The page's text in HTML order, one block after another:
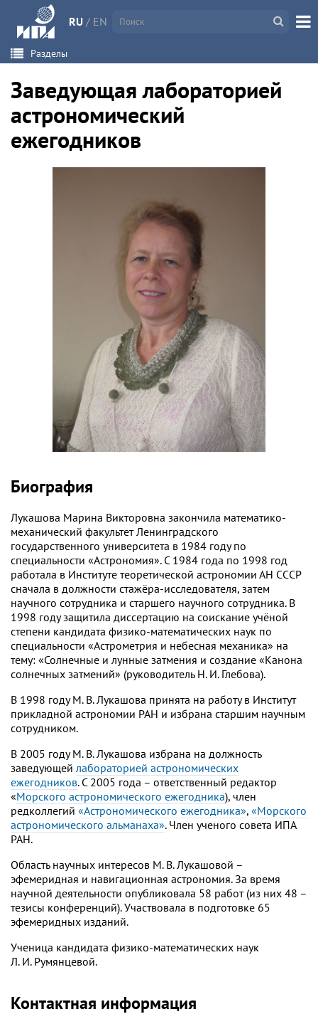
RU / EN
Разделы
Заведующая лабораторией
астрономический
ежегодников
Биография
Лукашова Марина Викторовна закончила математико-
механический факультет Ленинградского
государственного университета в 1984 году по
специальности «Астрономия». С 1984 года по 1998 год
работала в Институте теоретической астрономии АН СССР
сначала в должности стажёра-исследователя, затем
научного сотрудника и старшего научного сотрудника. В
1998 году защитила диссертацию на соискание учёной
степени кандидата физико-математических наук по
специальности «Астрометрия и небесная механика» на
тему: «Солнечные и лунные затмения и создание «Канона
солнечных затмений» (руководитель Н. И. Глебова).
В 1998 году М. В. Лукашова принята на работу в Институт
прикладной астрономии РАН и избрана старшим научным
сотрудником.
В 2005 году М. В. Лукашова избрана на должность
заведующей лабораторией астрономических
ежегодников. С 2005 года – ответственный редактор
«Морского астрономического ежегодника), член
редколлегий «Астрономического ежегодника», «Морского
астрономического альманаха». Член ученого совета ИПА
РАН.
Область научных интересов М. В. Лукашовой –
эфемеридная и навигационная астрономия. За время
научной деятельности опубликовала 58 работ (из них 48 –
тезисы конференций). Участвовала в подготовке 65
эфемеридных изданий.
Ученица кандидата физико-математических наук
Л. И. Румянцевой.
Контактная информация